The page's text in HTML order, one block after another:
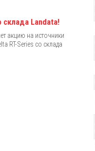
Landata!
акцию на источники
RT-Series со склада